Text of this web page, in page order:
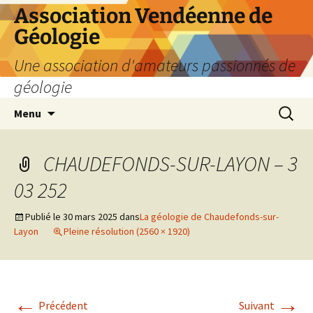
Aller
au
contenu
Association Vendéenne de
Géologie
Une association d'amateurs passionnés de
géologie
Menu
CHAUDEFONDS-SUR-LAYON – 3
03 252
Publié le 30 mars 2025 dansLa géologie de Chaudefonds-sur-
Layon
Pleine résolution (2560 × 1920)
← Précédent Suivant →